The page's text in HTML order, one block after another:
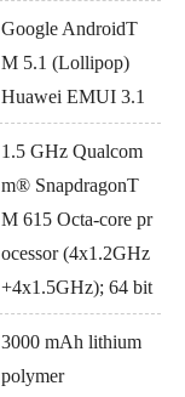
Google AndroidT
M 5.1 (Lollipop)
Huawei EMUI 3.1
1.5 GHz Qualcom
m® SnapdragonT
M 615 Octa-core pr
ocessor (4x1.2GHz
+4x1.5GHz); 64 bit
3000 mAh lithium
polymer